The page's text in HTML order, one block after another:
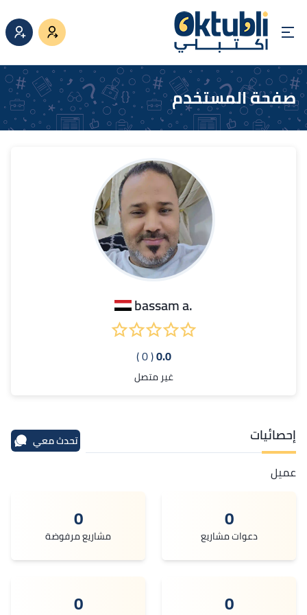
صفحة المستخدم
.bassam a
0.0
( 0 )
غير متصل
إحصائيات تحدث معي
عميل
0
دعوات مشاريع
0
مشاريع مرفوضة
0
0